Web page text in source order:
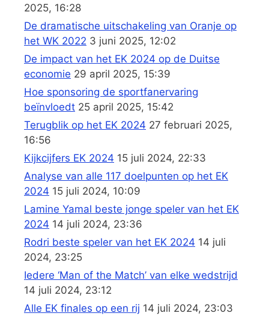
2025, 16:28
De dramatische uitschakeling van Oranje op
het WK 2022 3 juni 2025, 12:02
De impact van het EK 2024 op de Duitse
economie 29 april 2025, 15:39
Hoe sponsoring de sportfanervaring
beïnvloedt 25 april 2025, 15:42
Terugblik op het EK 2024 27 februari 2025,
16:56
Kijkcijfers EK 2024 15 juli 2024, 22:33
Analyse van alle 117 doelpunten op het EK
2024 15 juli 2024, 10:09
Lamine Yamal beste jonge speler van het EK
2024 14 juli 2024, 23:36
Rodri beste speler van het EK 2024 14 juli
2024, 23:25
Iedere ‘Man of the Match’ van elke wedstrijd
14 juli 2024, 23:12
Alle EK finales op een rij 14 juli 2024, 23:03